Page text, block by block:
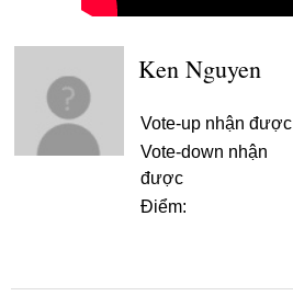
Ken Nguyen
Vote-up nhận được
Vote-down nhận
được
Điểm: